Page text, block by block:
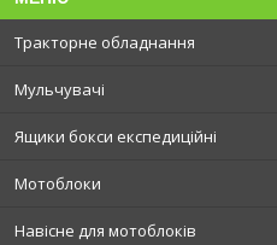
Тракторне обладнання
Мульчувачі
Ящики бокси експедиційні
Мотоблоки
Навісне для мотоблоків